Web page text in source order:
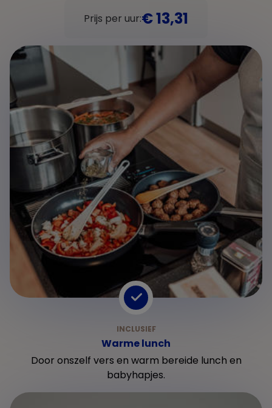
Prijs per uur:€ 13,31
Warme lunch
Door onszelf vers en warm bereide lunch en
babyhapjes.